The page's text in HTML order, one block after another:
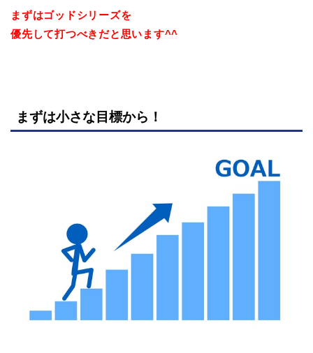
まずはゴッドシリーズを
優先して打つべきだと思います^^
まずは小さな目標から！